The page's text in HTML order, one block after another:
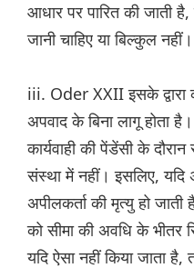
आधार पर पारित की जाती है,
जानी चाहिए या बिल्कुल नहीं।
iii. Oder XXII इसके द्वारा
अपवाद के बिना लागू होता
कार्यवाही की पेंडेंसी के
संस्था में नहीं। इसलिए,
अपीलकर्ता की मृत्यु हो जाती
को सीमा की अवधि के भीतर
यदि ऐसा नहीं किया जाता है,